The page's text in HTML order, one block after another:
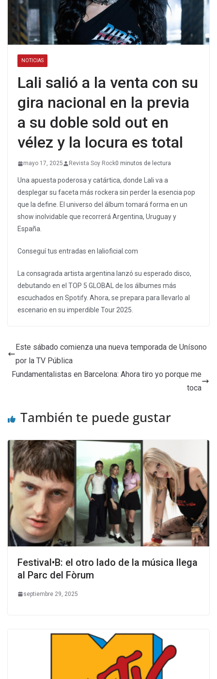
NOTICIAS
Lali salió a la venta con su
gira nacional en la previa
a su doble sold out en
vélez y la locura es total
mayo 17, 2025 Revista Soy Rock0 minutos de lectura
Una apuesta poderosa y catártica, donde Lali va a
desplegar su faceta más rockera sin perder la esencia pop
que la define. El universo del álbum tomará forma en un
show inolvidable que recorrerá Argentina, Uruguay y
España.
Conseguí tus entradas en lalioficial.com
La consagrada artista argentina lanzó su esperado disco,
debutando en el TOP 5 GLOBAL de los álbumes más
escuchados en Spotify. Ahora, se prepara para llevarlo al
escenario en su imperdible Tour 2025.
Este sábado comienza una nueva temporada de Unísono
por la TV Pública
Fundamentalistas en Barcelona: Ahora tiro yo porque me
toca
También te puede gustar
Festival•B: el otro lado de la música llega
al Parc del Fòrum
septiembre 29, 2025